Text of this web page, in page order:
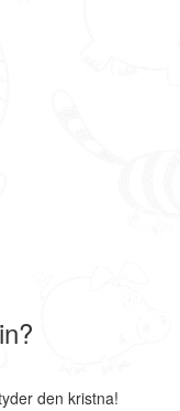
den kristna!